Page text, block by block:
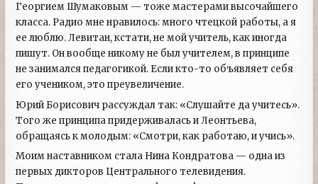
Георгием Шумаковым — тоже мастерами высочайшего
класса. Радио мне нравилось: много чтецкой работы, а я
ее люблю. Левитан, кстати, не мой учитель, как иногда
пишут. Он вообще никому не был учителем, в принципе
не занимался педагогикой. Если кто-то объявляет себя
его учеником, это преувеличение.
Юрий Борисович рассуждал так: «Слушайте да учитесь».
Того же принципа придерживалась и Леонтьева,
обращаясь к молодым: «Смотри, как работаю, и учись».
Моим наставником стала Нина Кондратова — одна из
первых дикторов Центрального телевидения.